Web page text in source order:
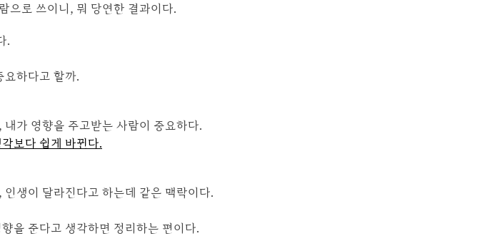
으로 쓰이니, 뭐 당연한 결과이다.
.
요하다고 할까.
가 영향을 주고받는 사람이 중요하다.
보다 쉽게 바뀐다.
생이 달라진다고 하는데 같은 맥락이다.
을 준다고 생각하면 정리하는 편이다.